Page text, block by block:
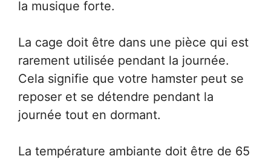
la musique forte.
La cage doit être dans une pièce qui est
rarement utilisée pendant la journée.
Cela signifie que votre hamster peut se
reposer et se détendre pendant la
journée tout en dormant.
La température ambiante doit être de 65